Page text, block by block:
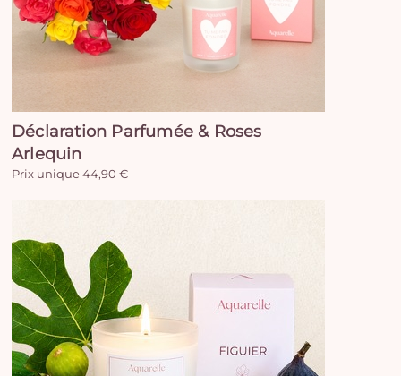
Déclaration Parfumée & Roses
Arlequin
Prix unique 44,90 €